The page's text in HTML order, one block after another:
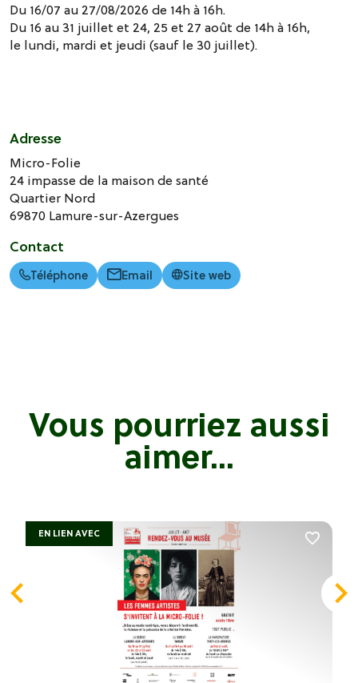
Du 16/07 au 27/08/2026 de 14h à 16h.
Du 16 au 31 juillet et 24, 25 et 27 août de 14h à 16h,
le lundi, mardi et jeudi (sauf le 30 juillet).
Adresse
Micro-Folie
24 impasse de la maison de santé
Quartier Nord
69870 Lamure-sur-Azergues
Contact
Téléphone Email Site web
Vous pourriez aussi
aimer...
EN LIEN AVEC